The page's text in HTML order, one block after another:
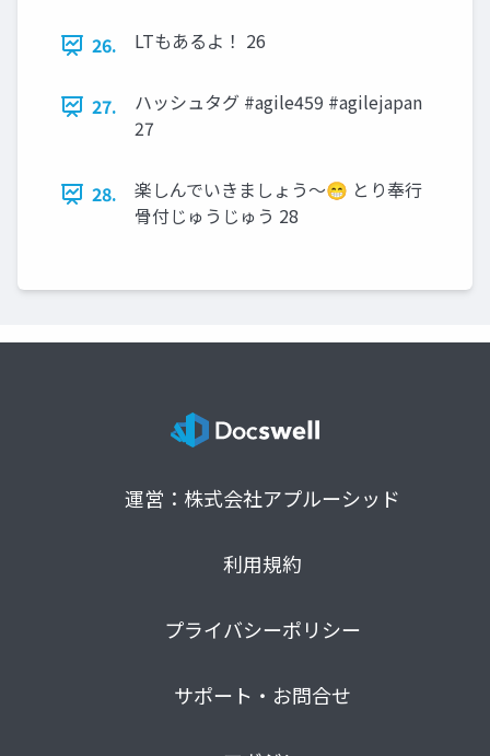
26. LTもあるよ！ 26
27.
ハッシュタグ #agile459 #agilejapan
27
28.
楽しんでいきましょう〜😁 とり奉行
骨付じゅうじゅう 28
運営：株式会社アプルーシッド
利用規約
プライバシーポリシー
サポート・お問合せ